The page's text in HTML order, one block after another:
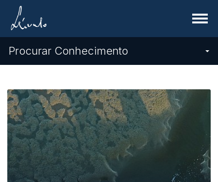
Menu
Procurar Conhecimento